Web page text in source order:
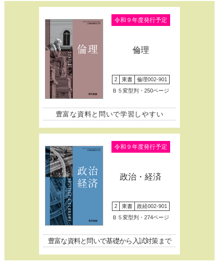
令和９年度発行予定
倫理
2 東書
倫理002-901
Ｂ５変型判・250ページ
豊富な資料と問いで学習しやすい
令和９年度発行予定
政治・経済
2 東書
政経002-901
Ｂ５変型判・274ページ
豊富な資料と問いで基礎から入試対策まで